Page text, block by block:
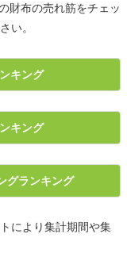
財布の売れ筋をチェッ
い。
キング
キング
グランキング
により集計期間や集